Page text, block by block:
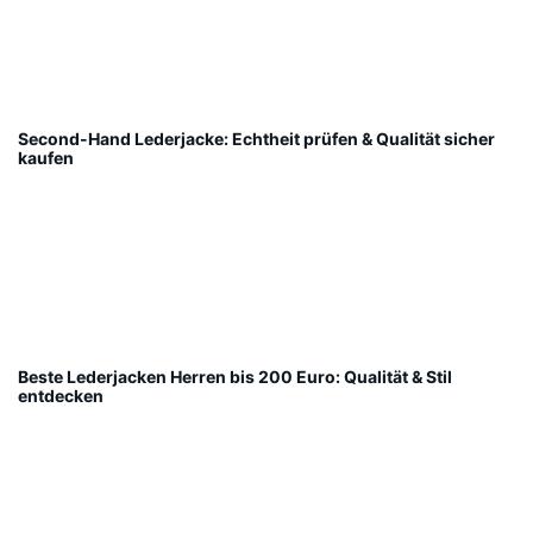
Second-Hand Lederjacke: Echtheit prüfen & Qualität sicher
kaufen
Beste Lederjacken Herren bis 200 Euro: Qualität & Stil
entdecken